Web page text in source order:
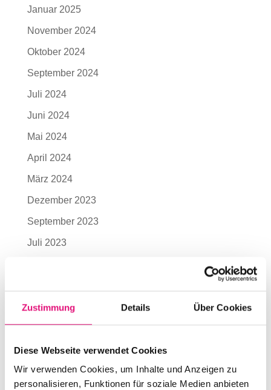
Zustimmung Details Über Cookies
Diese Webseite verwendet Cookies
Wir verwenden Cookies, um Inhalte und Anzeigen zu
personalisieren, Funktionen für soziale Medien anbieten
Januar 2025
November 2024
Oktober 2024
September 2024
Juli 2024
Juni 2024
Mai 2024
April 2024
März 2024
Dezember 2023
September 2023
Juli 2023
April 2023
November 2022
September 2022
August 2022